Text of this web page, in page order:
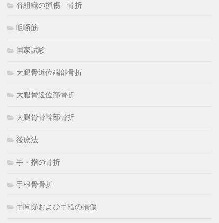
各組織の損傷 骨折
咀嚼筋
国家試験
大腿骨近位端部骨折
大腿骨遠位部骨折
大腿骨骨幹部骨折
後療法
手・指の骨折
手根骨骨折
手関節および手指の損傷